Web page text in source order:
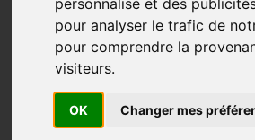
pour analyser le trafic de
pour comprendre la
visiteurs.
OK Changer mes
La Commission européenne publie
travaux menés en collaboration
concurrence européennes évaluant
remèdes adoptés en Europe dans
réservation hôtelière en ligne